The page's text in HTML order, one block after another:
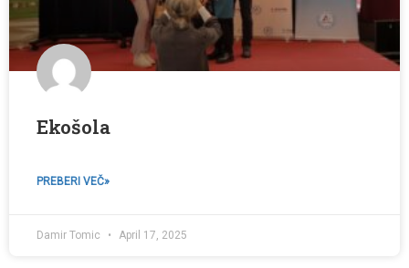
Ekošola
PREBERI VEČ»
Damir Tomic April 17, 2025